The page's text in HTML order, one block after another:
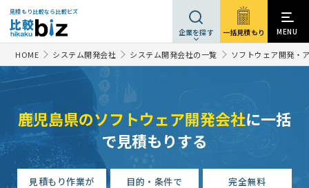
見積もり比較なら比較ビズ
企業を探す 一括見積もり MENU
HOME システム開発会社 システム開発会社の一覧 ソフトウェア開発・
鹿児島県のソフトウェア開発会社に一括
で見積もりする
見積もり作業が
目的・条件で
完全無料